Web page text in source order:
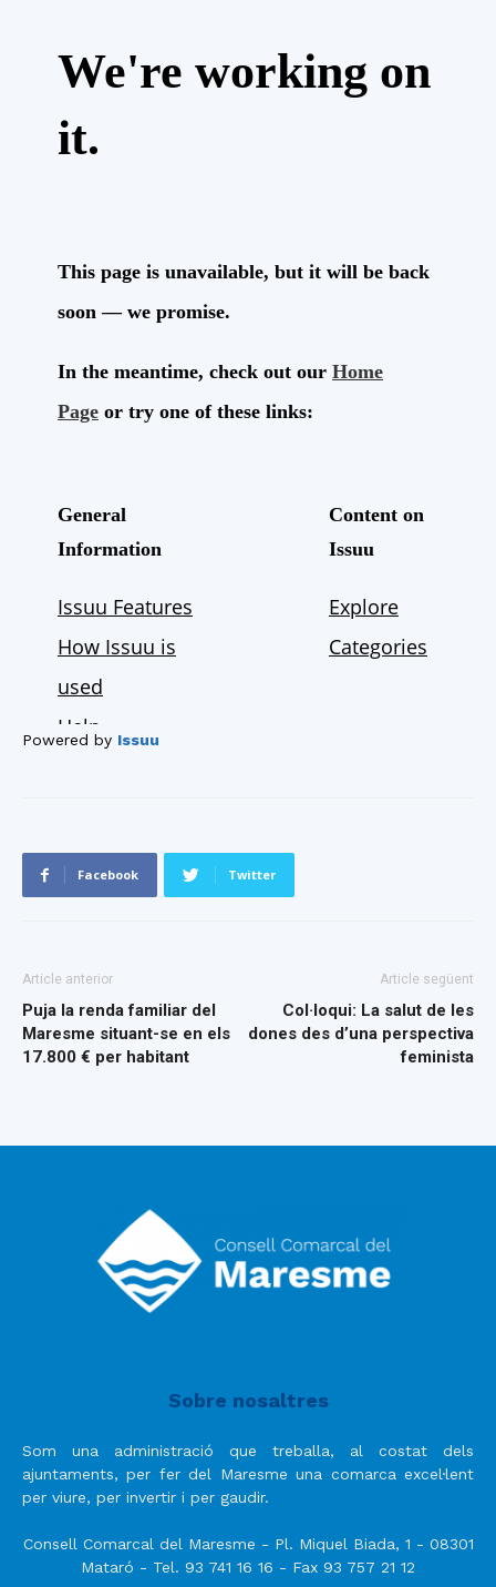
Powered by Issuu
Facebook Twitter
Article anterior
Puja la renda familiar del
Maresme situant-se en els
17.800 € per habitant
Article següent
Col·loqui: La salut de les
dones des d’una perspectiva
feminista
Sobre nosaltres
Som una administració que treballa, al costat dels
ajuntaments, per fer del Maresme una comarca excel·lent
per viure, per invertir i per gaudir.
Consell Comarcal del Maresme - Pl. Miquel Biada, 1 - 08301
Mataró - Tel. 93 741 16 16 - Fax 93 757 21 12